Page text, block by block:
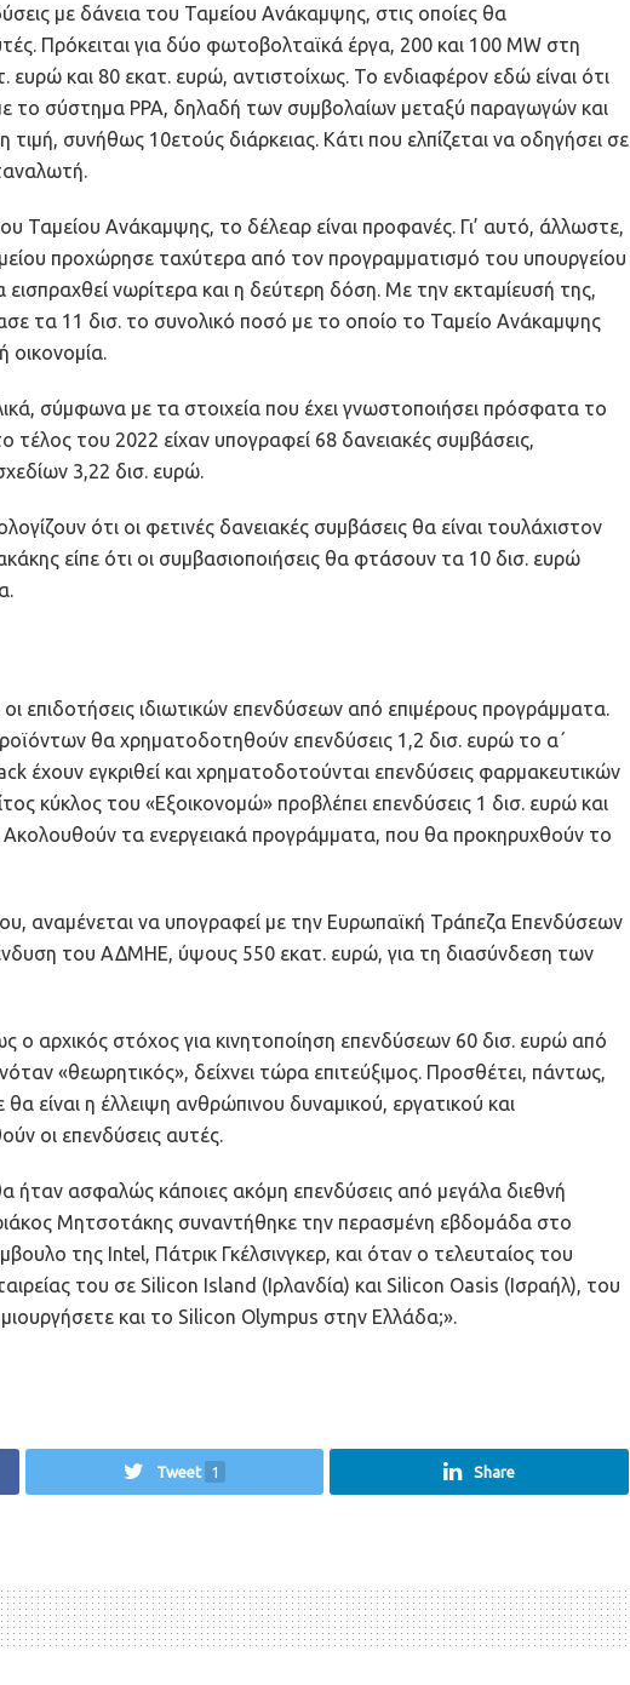
με δάνεια του Ταμείου Ανάκαμψης, στις οποίες θα
Πρόκειται για δύο φωτοβολταϊκά έργα, 200 και 100 MW στη
και 80 εκατ. ευρώ, αντιστοίχως. Το ενδιαφέρον εδώ είναι ότι
το σύστημα ΡΡΑ, δηλαδή των συμβολαίων μεταξύ παραγωγών και
συνήθως 10ετούς διάρκειας. Κάτι που ελπίζεται να οδηγήσει σε
Ταμείου Ανάκαμψης, το δέλεαρ είναι προφανές. Γι’ αυτό, άλλωστε,
προχώρησε ταχύτερα από τον προγραμματισμό του υπουργείου
νωρίτερα και η δεύτερη δόση. Με την εκταμίευσή της,
τα 11 δισ. το συνολικό ποσό με το οποίο το Ταμείο Ανάκαμψης
οικονομία.
σύμφωνα με τα στοιχεία που έχει γνωστοποιήσει πρόσφατα το
τέλος του 2022 είχαν υπογραφεί 68 δανειακές συμβάσεις,
3,22 δισ. ευρώ.
ότι οι φετινές δανειακές συμβάσεις θα είναι τουλάχιστον
είπε ότι οι συμβασιοποιήσεις θα φτάσουν τα 10 δισ. ευρώ
οι επιδοτήσεις ιδιωτικών επενδύσεων από επιμέρους προγράμματα.
θα χρηματοδοτηθούν επενδύσεις 1,2 δισ. ευρώ το α΄
έχουν εγκριθεί και χρηματοδοτούνται επενδύσεις φαρμακευτικών
κύκλος του «Εξοικονομώ» προβλέπει επενδύσεις 1 δισ. ευρώ και
Ακολουθούν τα ενεργειακά προγράμματα, που θα προκηρυχθούν το
αναμένεται να υπογραφεί με την Ευρωπαϊκή Τράπεζα Επενδύσεων
του ΑΔΜΗΕ, ύψους 550 εκατ. ευρώ, για τη διασύνδεση των
ο αρχικός στόχος για κινητοποίηση επενδύσεων 60 δισ. ευρώ από
«θεωρητικός», δείχνει τώρα επιτεύξιμος. Προσθέτει, πάντως,
είναι η έλλειψη ανθρώπινου δυναμικού, εργατικού και
οι επενδύσεις αυτές.
ήταν ασφαλώς κάποιες ακόμη επενδύσεις από μεγάλα διεθνή
Μητσοτάκης συναντήθηκε την περασμένη εβδομάδα στο
της Intel, Πάτρικ Γκέλσινγκερ, και όταν ο τελευταίος του
του σε Silicon Island (Ιρλανδία) και Silicon Oasis (Ισραήλ), του
και το Silicon Olympus στην Ελλάδα;».
Tweet 1 Share